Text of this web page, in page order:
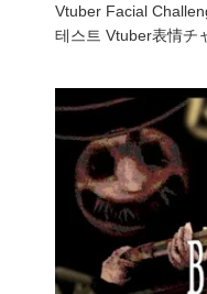
Vtuber Facial
테스트 Vtuber表情チ